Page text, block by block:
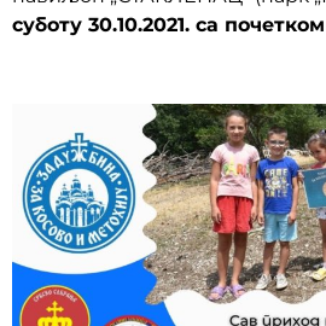
суботу 30.10.2021. са